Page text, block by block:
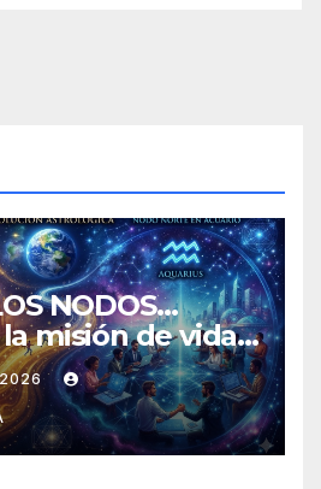
NODOS…
misión de vida y
2026